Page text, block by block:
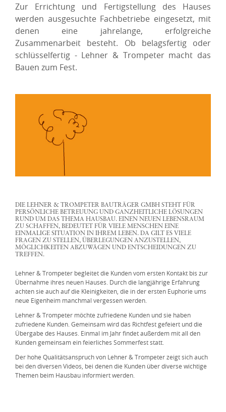
Zur Errichtung und Fertigstellung des Hauses
werden ausgesuchte Fachbetriebe eingesetzt, mit
denen eine jahrelange, erfolgreiche
Zusammenarbeit besteht. Ob belagsfertig oder
schlüsselfertig - Lehner & Trompeter macht das
Bauen zum Fest.
DIE LEHNER & TROMPETER BAUTRÄGER GMBH STEHT FÜR
PERSÖNLICHE BETREUUNG UND GANZHEITLICHE LÖSUNGEN
RUND UM DAS THEMA HAUSBAU. EINEN NEUEN LEBENSRAUM
ZU SCHAFFEN, BEDEUTET FÜR VIELE MENSCHEN EINE
EINMALIGE SITUATION IN IHREM LEBEN. DA GILT ES VIELE
FRAGEN ZU STELLEN, ÜBERLEGUNGEN ANZUSTELLEN,
MÖGLICHKEITEN ABZUWÄGEN UND ENTSCHEIDUNGEN ZU
TREFFEN.
Lehner & Trompeter begleitet die Kunden vom ersten Kontakt bis zur
Übernahme ihres neuen Hauses. Durch die langjährige Erfahrung
achten sie auch auf die Kleinigkeiten, die in der ersten Euphorie ums
neue Eigenheim manchmal vergessen werden.
Lehner & Trompeter möchte zufriedene Kunden und sie haben
zufriedene Kunden. Gemeinsam wird das Richtfest gefeiert und die
Übergabe des Hauses. Einmal im Jahr findet außerdem mit all den
Kunden gemeinsam ein feierliches Sommerfest statt.
Der hohe Qualitätsanspruch von Lehner & Trompeter zeigt sich auch
bei den diversen Videos, bei denen die Kunden über diverse wichtige
Themen beim Hausbau informiert werden.